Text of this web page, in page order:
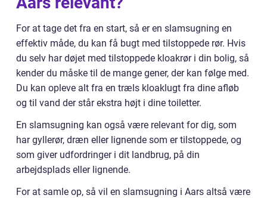
For at tage det fra en start, så er en slamsugning en
effektiv måde, du kan få bugt med tilstoppede rør. Hvis
du selv har døjet med tilstoppede kloakrør i din bolig, så
kender du måske til de mange gener, der kan følge med.
Du kan opleve alt fra en træls kloaklugt fra dine afløb
og til vand der står ekstra højt i dine toiletter.
En slamsugning kan også være relevant for dig, som
har gyllerør, dræn eller lignende som er tilstoppede, og
som giver udfordringer i dit landbrug, på din
arbejdsplads eller lignende.
For at samle op, så vil en slamsugning i Aars altså være